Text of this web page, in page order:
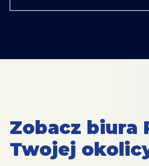
Zobacz biura
Twojej